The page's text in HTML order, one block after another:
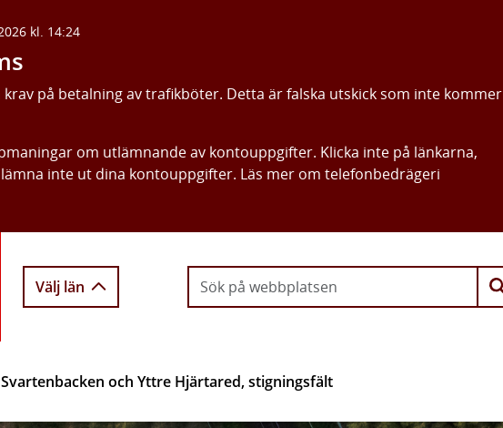
kl. 14:24
på betalning av trafikböter. Detta är falska utskick som inte kommer
om utlämnande av kontouppgifter. Klicka inte på länkarna,
inte ut dina kontouppgifter. Läs mer om telefonbedrägeri
Välj län
Svartenbacken och Yttre Hjärtared, stigningsfält